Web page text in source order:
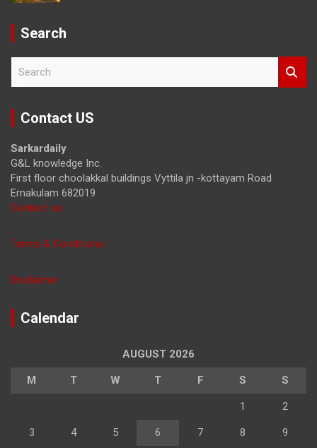
Search
r
Contact US
Sarkardaily
G&L knowledge Inc.
First floor choolakkal buildings Vyttila jn -kottayam Road
Ernakulam 682019
Contact us
Terms & Conditions
Disclaimer
Calendar
AUGUST 2026
M T W T F S S
1 2
3 4 5 6 7 8 9